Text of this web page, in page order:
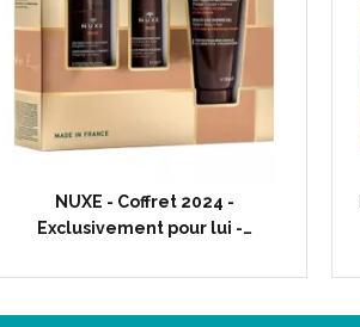
NUXE - Coffret 2024 -
Exclusivement pour lui -…